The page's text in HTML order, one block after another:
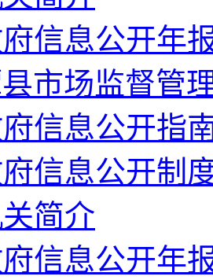
信息公开年
市场监督管
信息公开指
信息公开制
简介
信息公开年